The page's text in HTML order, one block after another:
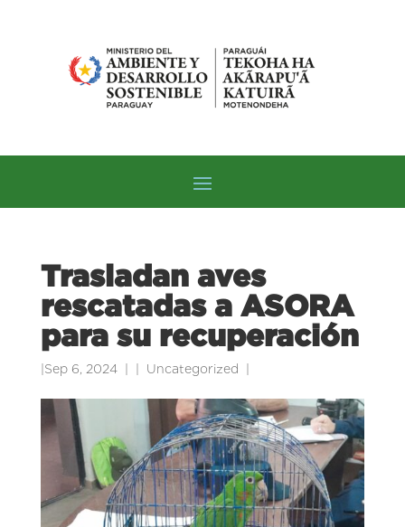
Trasladan aves
rescatadas a ASORA
para su recuperación
Sep 6, 2024 Uncategorized